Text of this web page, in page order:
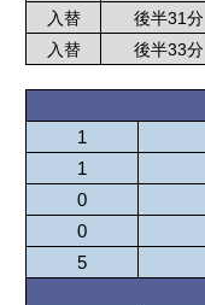
入替
後半31分
入替
後半33分
1
1
0
0
5